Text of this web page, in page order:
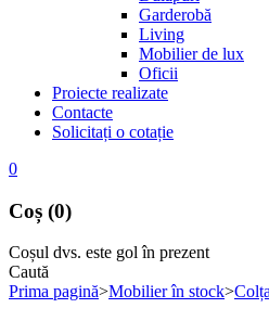
Garderobă
Living
Mobilier de lux
Oficii
Proiecte realizate
Contacte
Solicitați o cotație
0
Coș (0)
Coșul dvs. este gol în prezent
Caută
Prima pagină>Mobilier în stock>